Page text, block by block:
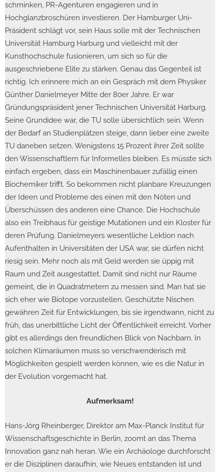
schminken, PR-Agenturen engagieren und in
Hochglanzbroschüren investieren. Der Hamburger Uni-
Präsident schlägt vor, sein Haus solle mit der Technischen
Universität Hamburg Harburg und vielleicht mit der
Kunsthochschule fusionieren, um sich so für die
ausgeschriebene Elite zu stärken. Genau das Gegenteil ist
richtig. Ich erinnere mich an ein Gespräch mit dem Physiker
Günther Danielmeyer Mitte der 80er Jahre. Er war
Gründungspräsident jener Technischen Universität Harburg.
Seine Grundidee war, die TU solle übersichtlich sein. Wenn
der Bedarf an Studienplätzen steige, dann lieber eine zweite
TU daneben setzen. Wenigstens 15 Prozent ihrer Zeit sollte
den Wissenschaftlern für Informelles bleiben. Es müsste sich
einfach ergeben, dass ein Maschinenbauer zufällig einen
Biochemiker trifft. So bekommen nicht planbare Kreuzungen
der Ideen und Probleme des einen mit den Nöten und
Überschüssen des anderen eine Chance. Die Hochschule
also ein Treibhaus für geistige Mutationen und ein Kloster für
deren Prüfung. Danielmeyers wesentliche Lektion nach
Aufenthalten in Universitäten der USA war, sie dürfen nicht
riesig sein. Mehr noch als mit Geld werden sie üppig mit
Raum und Zeit ausgestattet. Damit sind nicht nur Räume
gemeint, die in Quadratmetern zu messen sind. Man hat sie
sich eher wie Biotope vorzustellen. Geschützte Nischen
gewähren Zeit für Entwicklungen, bis sie irgendwann, nicht zu
früh, das unerbittliche Licht der Öffentlichkeit erreicht. Vorher
gibt es allerdings den freundlichen Blick von Nachbarn. In
solchen Klimaräumen muss so verschwenderisch mit
Möglichkeiten gespielt werden können, wie es die Natur in
der Evolution vorgemacht hat.
Aufmerksam!
Hans-Jörg Rheinberger, Direktor am Max-Planck Institut für
Wissenschaftsgeschichte in Berlin, zoomt an das Thema
Innovation ganz nah heran. Wie ein Archäologe durchforscht
er die Disziplinen daraufhin, wie Neues entstanden ist und